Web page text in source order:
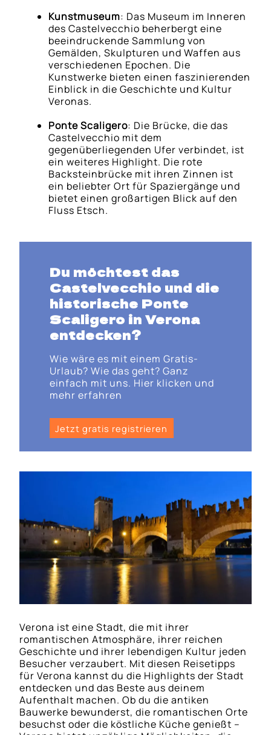
Kunstmuseum: Das Museum im Inneren
des Castelvecchio beherbergt eine
beeindruckende Sammlung von
Gemälden, Skulpturen und Waffen aus
verschiedenen Epochen. Die
Kunstwerke bieten einen faszinierenden
Einblick in die Geschichte und Kultur
Veronas.
Ponte Scaligero: Die Brücke, die das
Castelvecchio mit dem
gegenüberliegenden Ufer verbindet, ist
ein weiteres Highlight. Die rote
Backsteinbrücke mit ihren Zinnen ist
ein beliebter Ort für Spaziergänge und
bietet einen großartigen Blick auf den
Fluss Etsch.
Du möchtest das
Castelvecchio und die
historische Ponte
Scaligero in Verona
entdecken?
Wie wäre es mit einem Gratis-
Urlaub? Wie das geht? Ganz
einfach mit uns. Hier klicken und
mehr erfahren
Jetzt gratis registrieren
Verona ist eine Stadt, die mit ihrer
romantischen Atmosphäre, ihrer reichen
Geschichte und ihrer lebendigen Kultur jeden
Besucher verzaubert. Mit diesen Reisetipps
für Verona kannst du die Highlights der Stadt
entdecken und das Beste aus deinem
Aufenthalt machen. Ob du die antiken
Bauwerke bewunderst, die romantischen Orte
besuchst oder die köstliche Küche genießt –